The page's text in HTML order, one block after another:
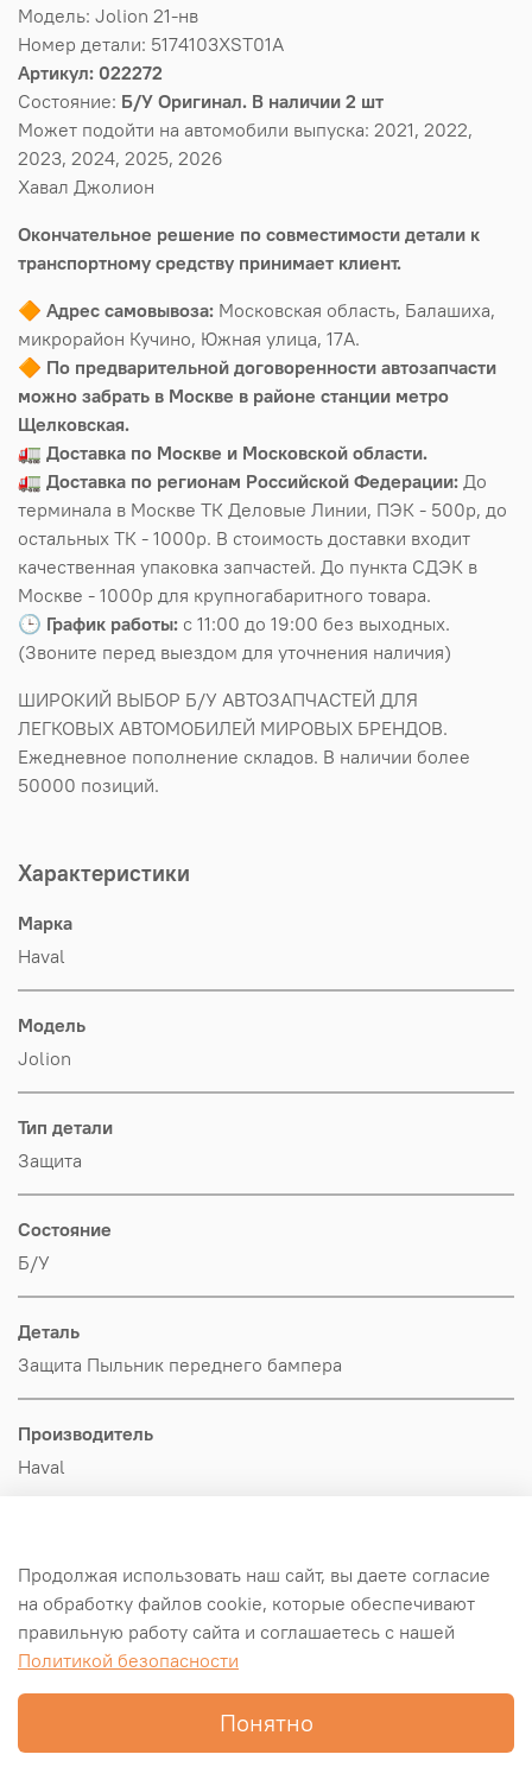
Модель: Jolion 21-нв
Номер детали: 5174103XST01A
Артикул: 022272
Состояние: Б/У Оригинал. В наличии 2 шт
Может подойти на автомобили выпуска: 2021, 2022,
2023, 2024, 2025, 2026
Хавал Джoлиoн
Окончательное решение по совместимости детали к
транспортному средству принимает клиент.
🔶 Адрес самовывоза: Московская область, Балашиха,
микрорайон Кучино, Южная улица, 17А.
🔶 По предварительной договоренности автозапчасти
можно забрать в Москве в районе станции метро
Щелковская.
🚛 Доставка по Москве и Московской области.
🚛 Доставка по регионам Российской Федерации: До
терминала в Москве ТК Деловые Линии, ПЭК - 500р, до
остальных ТК - 1000р. В стоимость доставки входит
качественная упаковка запчастей. До пункта СДЭК в
Москве - 1000р для крупногабаритного товара.
🕒 График работы: с 11:00 до 19:00 без выходных.
(Звоните перед выездом для уточнения наличия)
ШИРОКИЙ ВЫБОР Б/У АВТОЗАПЧАСТЕЙ ДЛЯ
ЛЕГКОВЫХ АВТОМОБИЛЕЙ МИРОВЫХ БРЕНДОВ.
Ежедневное пополнение складов. В наличии более
50000 позиций.
Характеристики
Марка
Haval
Модель
Jolion
Тип детали
Защита
Состояние
Б/У
Деталь
Защита Пыльник переднего бампера
Производитель
Haval
Оригинал
Примечание
Продолжая использовать наш сайт, вы даете согласие
на обработку файлов cookie, которые обеспечивают
правильную работу сайта и соглашаетесь с нашей
Политикой безопасности
Понятно